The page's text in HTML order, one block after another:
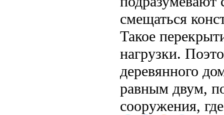
смещаться
Такое
нагрузки.
деревянного
равным двум,
сооружения,